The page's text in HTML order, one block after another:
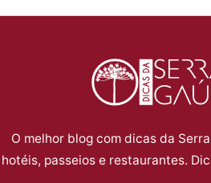
O melhor blog com dicas da
hotéis, passeios e restaurantes.